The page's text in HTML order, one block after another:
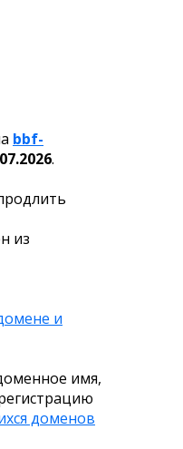
bbf-
.
из
и
имя,
доменов